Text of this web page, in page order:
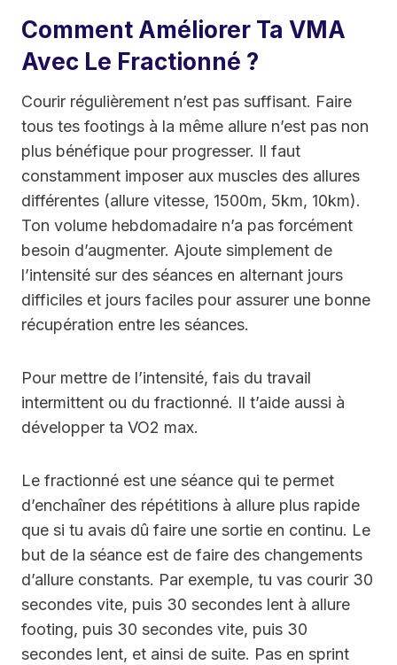
Comment Améliorer Ta VMA
Avec Le Fractionné ?
Courir régulièrement n’est pas suffisant. Faire
tous tes footings à la même allure n’est pas non
plus bénéfique pour progresser. Il faut
constamment imposer aux muscles des allures
différentes (allure vitesse, 1500m, 5km, 10km).
Ton volume hebdomadaire n’a pas forcément
besoin d’augmenter. Ajoute simplement de
l’intensité sur des séances en alternant jours
difficiles et jours faciles pour assurer une bonne
récupération entre les séances.
Pour mettre de l’intensité, fais du travail
intermittent ou du fractionné. Il t’aide aussi à
développer ta VO2 max.
Le fractionné est une séance qui te permet
d’enchaîner des répétitions à allure plus rapide
que si tu avais dû faire une sortie en continu. Le
but de la séance est de faire des changements
d’allure constants. Par exemple, tu vas courir 30
secondes vite, puis 30 secondes lent à allure
footing, puis 30 secondes vite, puis 30
secondes lent, et ainsi de suite. Pas en sprint